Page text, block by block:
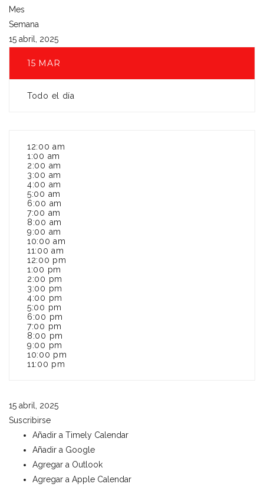
Mes
Semana
15 abril, 2025
15 MAR
Todo el día
12:00 am
1:00 am
2:00 am
3:00 am
4:00 am
5:00 am
6:00 am
7:00 am
8:00 am
9:00 am
10:00 am
11:00 am
12:00 pm
1:00 pm
2:00 pm
3:00 pm
4:00 pm
5:00 pm
6:00 pm
7:00 pm
8:00 pm
9:00 pm
10:00 pm
11:00 pm
15 abril, 2025
Suscribirse
Añadir a Timely Calendar
Añadir a Google
Agregar a Outlook
Agregar a Apple Calendar